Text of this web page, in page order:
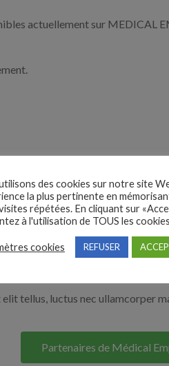
actuellement sur MEDICAL
exemple un infirmier, un
sur le bouton ci-dessous.
Nos solutions
tellus, luctus nec ullamcorper
Partenaires de Médical
des cookies sur notre site
la plus pertinente en
répétées. En cliquant sur
à l'utilisation de TOUS les
cookies REFUSER